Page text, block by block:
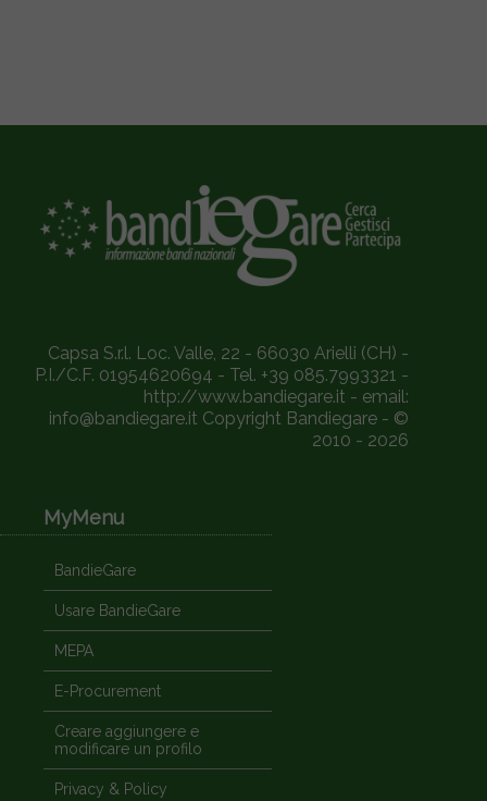
Capsa S.r.l. Loc. Valle, 22 - 66030 Arielli (CH) -
P.I./C.F. 01954620694 - Tel. +39 085.7993321 -
http://www.bandiegare.it - email:
info@bandiegare.it Copyright Bandiegare - ©
2010 - 2026
MyMenu
BandieGare
Usare BandieGare
MEPA
E-Procurement
Creare aggiungere e
modificare un profilo
Privacy & Policy